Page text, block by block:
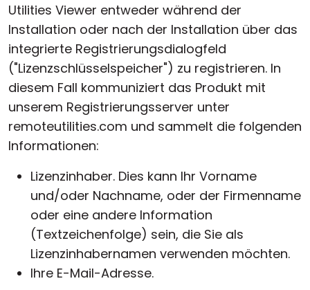
Utilities Viewer entweder während der
Installation oder nach der Installation über das
integrierte Registrierungsdialogfeld
("Lizenzschlüsselspeicher") zu registrieren. In
diesem Fall kommuniziert das Produkt mit
unserem Registrierungsserver unter
remoteutilities.com und sammelt die folgenden
Informationen:
Lizenzinhaber. Dies kann Ihr Vorname
und/oder Nachname, oder der Firmenname
oder eine andere Information
(Textzeichenfolge) sein, die Sie als
Lizenzinhabernamen verwenden möchten.
Ihre E-Mail-Adresse.